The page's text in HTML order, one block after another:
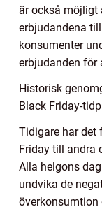
är också möjligt
erbjudandena
konsumenter
erbjudanden för
Historisk
Black Friday-
Tidigare har det
Friday till andra
Alla helgons
undvika de
överkonsumtion